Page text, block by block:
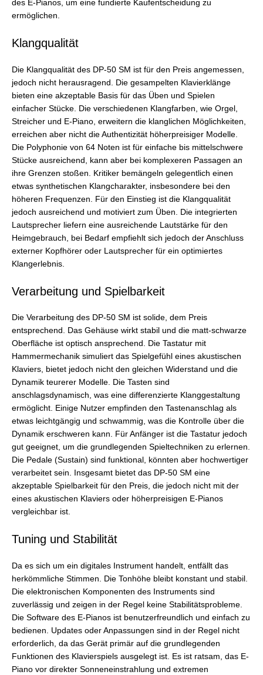
des E-Pianos, um eine fundierte Kaufentscheidung zu
ermöglichen.
Klangqualität
Die Klangqualität des DP-50 SM ist für den Preis angemessen,
jedoch nicht herausragend. Die gesampelten Klavierklänge
bieten eine akzeptable Basis für das Üben und Spielen
einfacher Stücke. Die verschiedenen Klangfarben, wie Orgel,
Streicher und E-Piano, erweitern die klanglichen Möglichkeiten,
erreichen aber nicht die Authentizität höherpreisiger Modelle.
Die Polyphonie von 64 Noten ist für einfache bis mittelschwere
Stücke ausreichend, kann aber bei komplexeren Passagen an
ihre Grenzen stoßen. Kritiker bemängeln gelegentlich einen
etwas synthetischen Klangcharakter, insbesondere bei den
höheren Frequenzen. Für den Einstieg ist die Klangqualität
jedoch ausreichend und motiviert zum Üben. Die integrierten
Lautsprecher liefern eine ausreichende Lautstärke für den
Heimgebrauch, bei Bedarf empfiehlt sich jedoch der Anschluss
externer Kopfhörer oder Lautsprecher für ein optimiertes
Klangerlebnis.
Verarbeitung und Spielbarkeit
Die Verarbeitung des DP-50 SM ist solide, dem Preis
entsprechend. Das Gehäuse wirkt stabil und die matt-schwarze
Oberfläche ist optisch ansprechend. Die Tastatur mit
Hammermechanik simuliert das Spielgefühl eines akustischen
Klaviers, bietet jedoch nicht den gleichen Widerstand und die
Dynamik teurerer Modelle. Die Tasten sind
anschlagsdynamisch, was eine differenzierte Klanggestaltung
ermöglicht. Einige Nutzer empfinden den Tastenanschlag als
etwas leichtgängig und schwammig, was die Kontrolle über die
Dynamik erschweren kann. Für Anfänger ist die Tastatur jedoch
gut geeignet, um die grundlegenden Spieltechniken zu erlernen.
Die Pedale (Sustain) sind funktional, könnten aber hochwertiger
verarbeitet sein. Insgesamt bietet das DP-50 SM eine
akzeptable Spielbarkeit für den Preis, die jedoch nicht mit der
eines akustischen Klaviers oder höherpreisigen E-Pianos
vergleichbar ist.
Tuning und Stabilität
Da es sich um ein digitales Instrument handelt, entfällt das
herkömmliche Stimmen. Die Tonhöhe bleibt konstant und stabil.
Die elektronischen Komponenten des Instruments sind
zuverlässig und zeigen in der Regel keine Stabilitätsprobleme.
Die Software des E-Pianos ist benutzerfreundlich und einfach zu
bedienen. Updates oder Anpassungen sind in der Regel nicht
erforderlich, da das Gerät primär auf die grundlegenden
Funktionen des Klavierspiels ausgelegt ist. Es ist ratsam, das E-
Piano vor direkter Sonneneinstrahlung und extremen